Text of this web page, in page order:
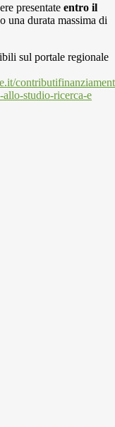
presentate entro il
una durata massima di
sul portale regionale
allo-studio-ricerca-e